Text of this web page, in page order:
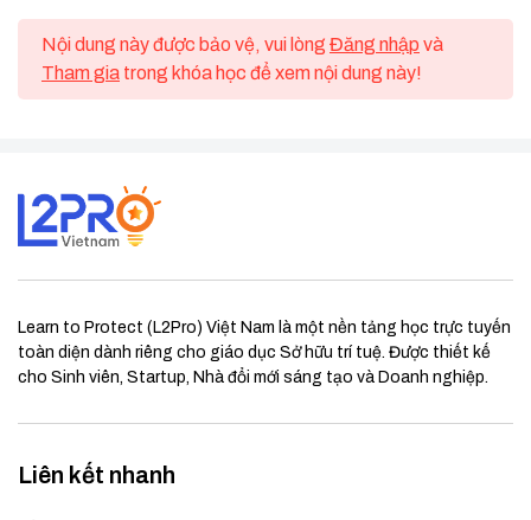
Nội dung này được bảo vệ, vui lòng Đăng nhập và
Tham gia trong khóa học để xem nội dung này!
Learn to Protect (L2Pro) Việt Nam là một nền tảng học trực tuyến
toàn diện dành riêng cho giáo dục Sở hữu trí tuệ. Được thiết kế
cho Sinh viên, Startup, Nhà đổi mới sáng tạo và Doanh nghiệp.
Liên kết nhanh